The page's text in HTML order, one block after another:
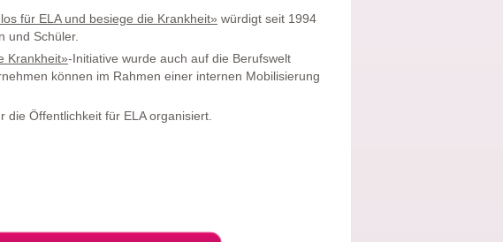
für ELA und besiege die Krankheit» würdigt seit 1994
und Schüler.
Krankheit»-Initiative wurde auch auf die Berufswelt
können im Rahmen einer internen Mobilisierung
die Öffentlichkeit für ELA organisiert.